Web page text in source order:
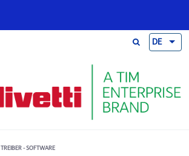
DE
TREIBER - SOFTWARE